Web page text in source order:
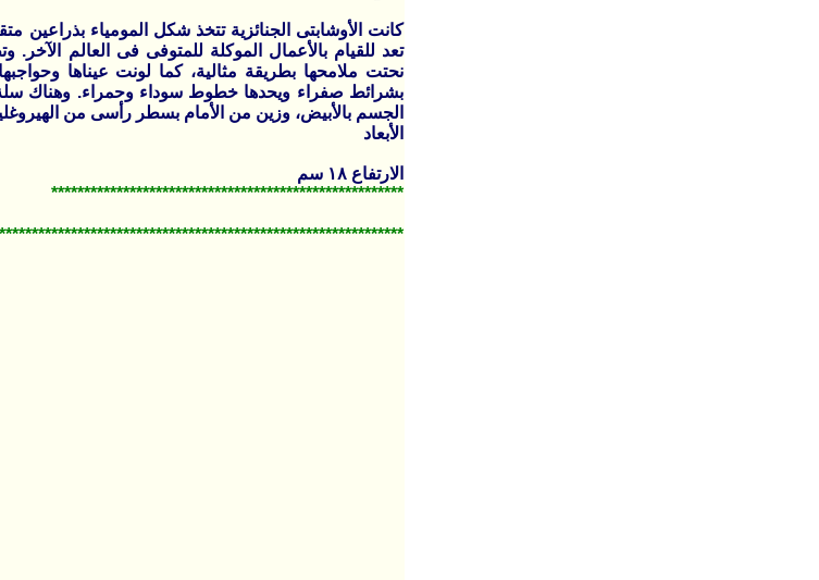
كانت الأوشابتى الجنائزية تتخذ شكل المومياء بذراعين
تعد للقيام بالأعمال الموكلة للمتوفى فى العالم
نحتت ملامحها بطريقة مثالية، كما لونت عيناها
بشرائط صفراء ويحدها خطوط سوداء وحمراء. وهناك
الجسم بالأبيض، وزين من الأمام بسطر رأسى من
الأبعاد
الارتفاع ١٨ سم
******************************************************